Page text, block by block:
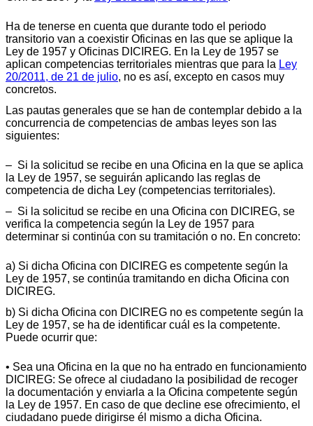
Ha de tenerse en cuenta que durante todo el periodo
transitorio van a coexistir Oficinas en las que se aplique la
Ley de 1957 y Oficinas DICIREG. En la Ley de 1957 se
aplican competencias territoriales mientras que para la Ley
20/2011, de 21 de julio, no es así, excepto en casos muy
concretos.
Las pautas generales que se han de contemplar debido a la
concurrencia de competencias de ambas leyes son las
siguientes:
– Si la solicitud se recibe en una Oficina en la que se aplica
la Ley de 1957, se seguirán aplicando las reglas de
competencia de dicha Ley (competencias territoriales).
– Si la solicitud se recibe en una Oficina con DICIREG, se
verifica la competencia según la Ley de 1957 para
determinar si continúa con su tramitación o no. En concreto:
a) Si dicha Oficina con DICIREG es competente según la
Ley de 1957, se continúa tramitando en dicha Oficina con
DICIREG.
b) Si dicha Oficina con DICIREG no es competente según la
Ley de 1957, se ha de identificar cuál es la competente.
Puede ocurrir que:
• Sea una Oficina en la que no ha entrado en funcionamiento
DICIREG: Se ofrece al ciudadano la posibilidad de recoger
la documentación y enviarla a la Oficina competente según
la Ley de 1957. En caso de que decline ese ofrecimiento, el
ciudadano puede dirigirse él mismo a dicha Oficina.